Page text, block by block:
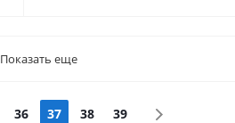
Показать еще
36 37 38 39